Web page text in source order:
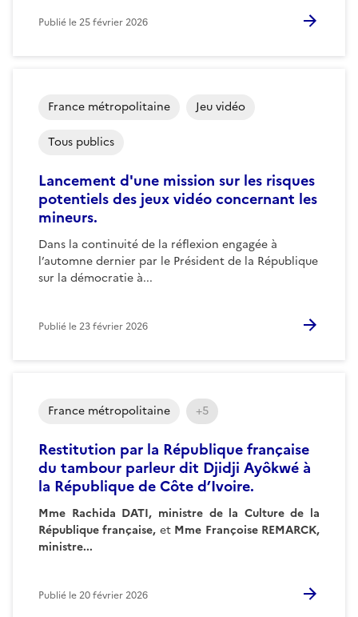
Publié le25 février 2026
Lancement d'une mission sur les risques
potentiels des jeux vidéo concernant les
mineurs.
Dans la continuité de la réflexion engagée à
l’automne dernier par le Président de la République
sur la démocratie à...
France métropolitaine Jeu vidéo
Tous publics
Publié le23 février 2026
Restitution par la République française
du tambour parleur dit Djidji Ayôkwé à
la République de Côte d’Ivoire.
Mme Rachida DATI, ministre de la Culture de la
République française, etMme Françoise REMARCK,
ministre...
France métropolitaine +5
Publié le20 février 2026